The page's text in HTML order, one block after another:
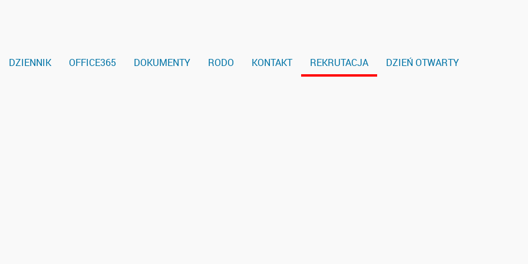
DZIENNIK OFFICE365 DOKUMENTY RODO KONTAKT REKRUTACJA DZIEŃ OTWARTY